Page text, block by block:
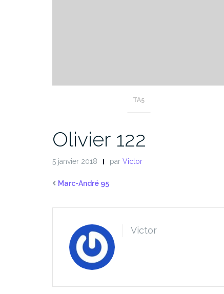
TA5
Olivier 122
5 janvier 2018 par Victor
Marc-André 95
Victor